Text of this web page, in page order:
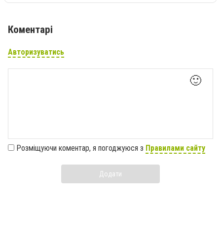
Коментарі
Авторизуватись
🙂
Розміщуючи коментар, я погоджуюся з Правилами сайту
Додати